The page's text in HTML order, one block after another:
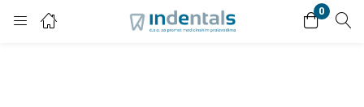
0
Login